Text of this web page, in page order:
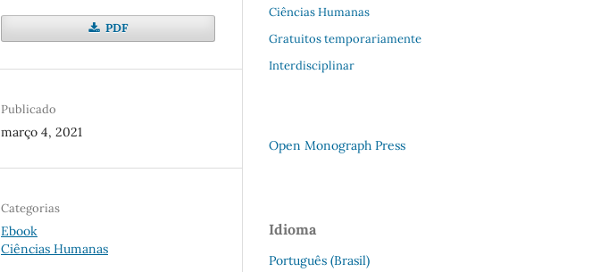
PDF
Publicado
março 4, 2021
Categorias
Ebook
Ciências Humanas
Ciências Humanas
Gratuitos temporariamente
Interdisciplinar
Open Monograph Press
Idioma
Português (Brasil)